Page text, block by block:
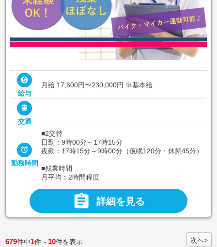

給与
月給 17,600円〜230,000円 ※基本給

交通

勤務時間
■2交替
日勤：9時00分～17時15分
夜勤：17時15分～9時00分（仮眠120分・休憩45分）
■残業時間
月平均：2時間程度
 詳細を見る
679件中1件～ 10件を表示 次へ>